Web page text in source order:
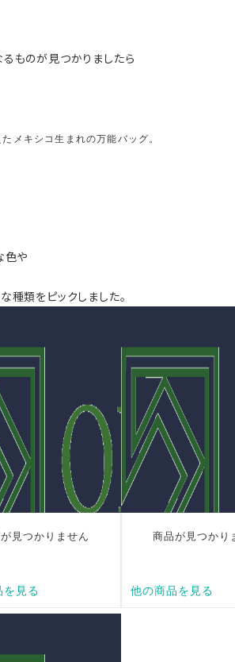
ものが見つかりましたら
メキシコ生まれの万能バッグ。
色や
種類をピックしました。